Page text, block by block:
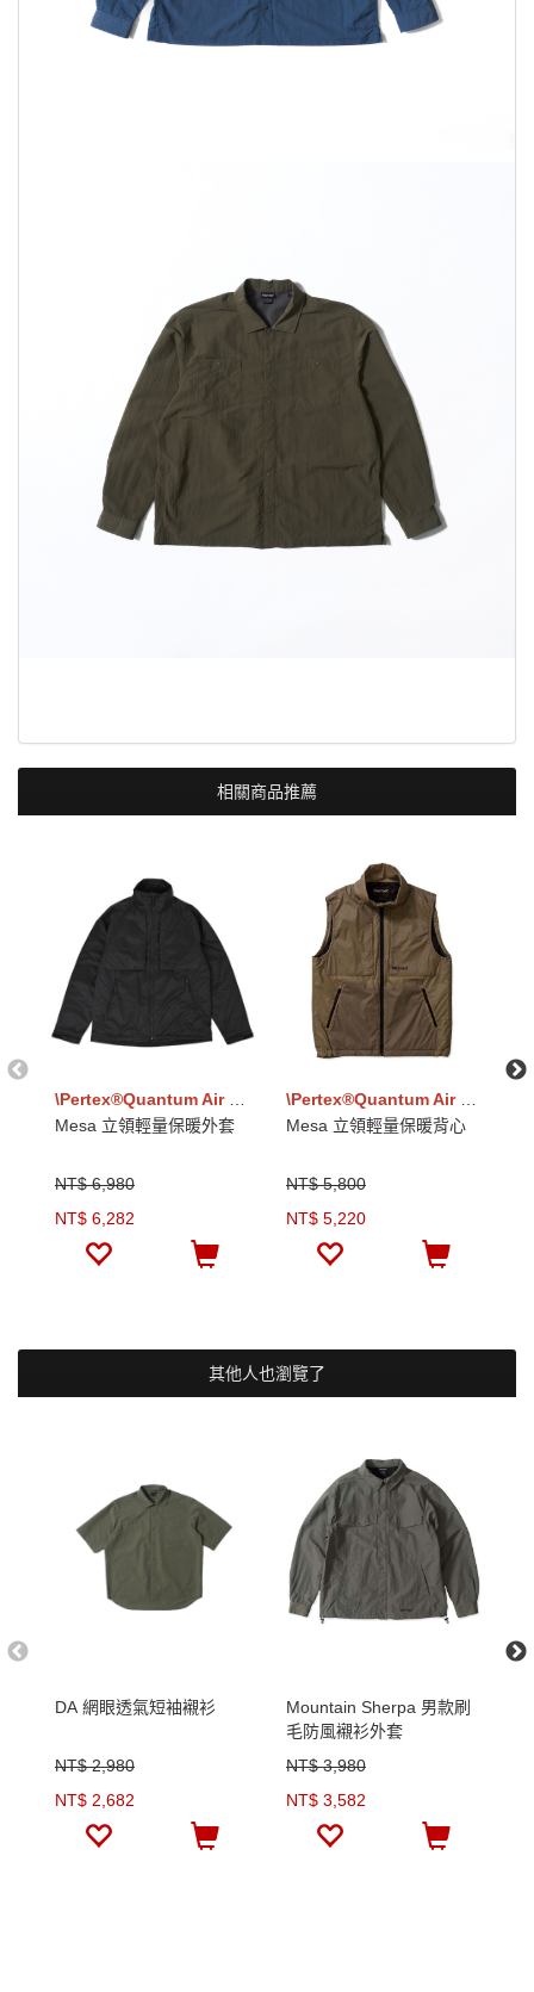
相關商品推薦
\Pertex®Quantum Air · Vivo高透氣保暖/
Mesa 立領輕量保暖外套
NT$ 6,980
NT$ 6,282
\Pertex®Quantum Air · Vivo高透氣保暖/
Mesa 立領輕量保暖背心
NT$ 5,800
NT$ 5,220
其他人也瀏覽了
DA 網眼透氣短袖襯衫
NT$ 2,980
NT$ 2,682
Mountain Sherpa 男款刷
毛防風襯衫外套
NT$ 3,980
NT$ 3,582